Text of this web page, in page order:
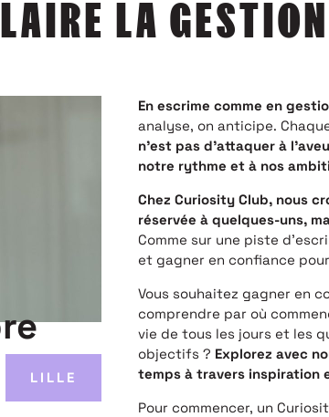
LA
LILLE
En escrime comme en
analyse, on anticipe.
n’est pas d’attaquer à
notre rythme et à nos
Chez Curiosity Club, nous
réservée à quelques-uns,
Comme sur une piste
et gagner en confiance
Vous souhaitez gagner en
comprendre par où
vie de tous les jours et les
objectifs ? Explorez avec
temps à travers inspiration
Pour commencer, un